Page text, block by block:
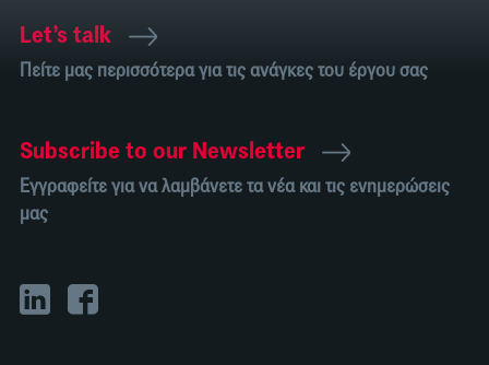
Let’s talk
Πείτε μας περισσότερα για τις ανάγκες του έργου σας
Subscribe to our Newsletter
Εγγραφείτε για να λαμβάνετε τα νέα και τις ενημερώσεις
μας